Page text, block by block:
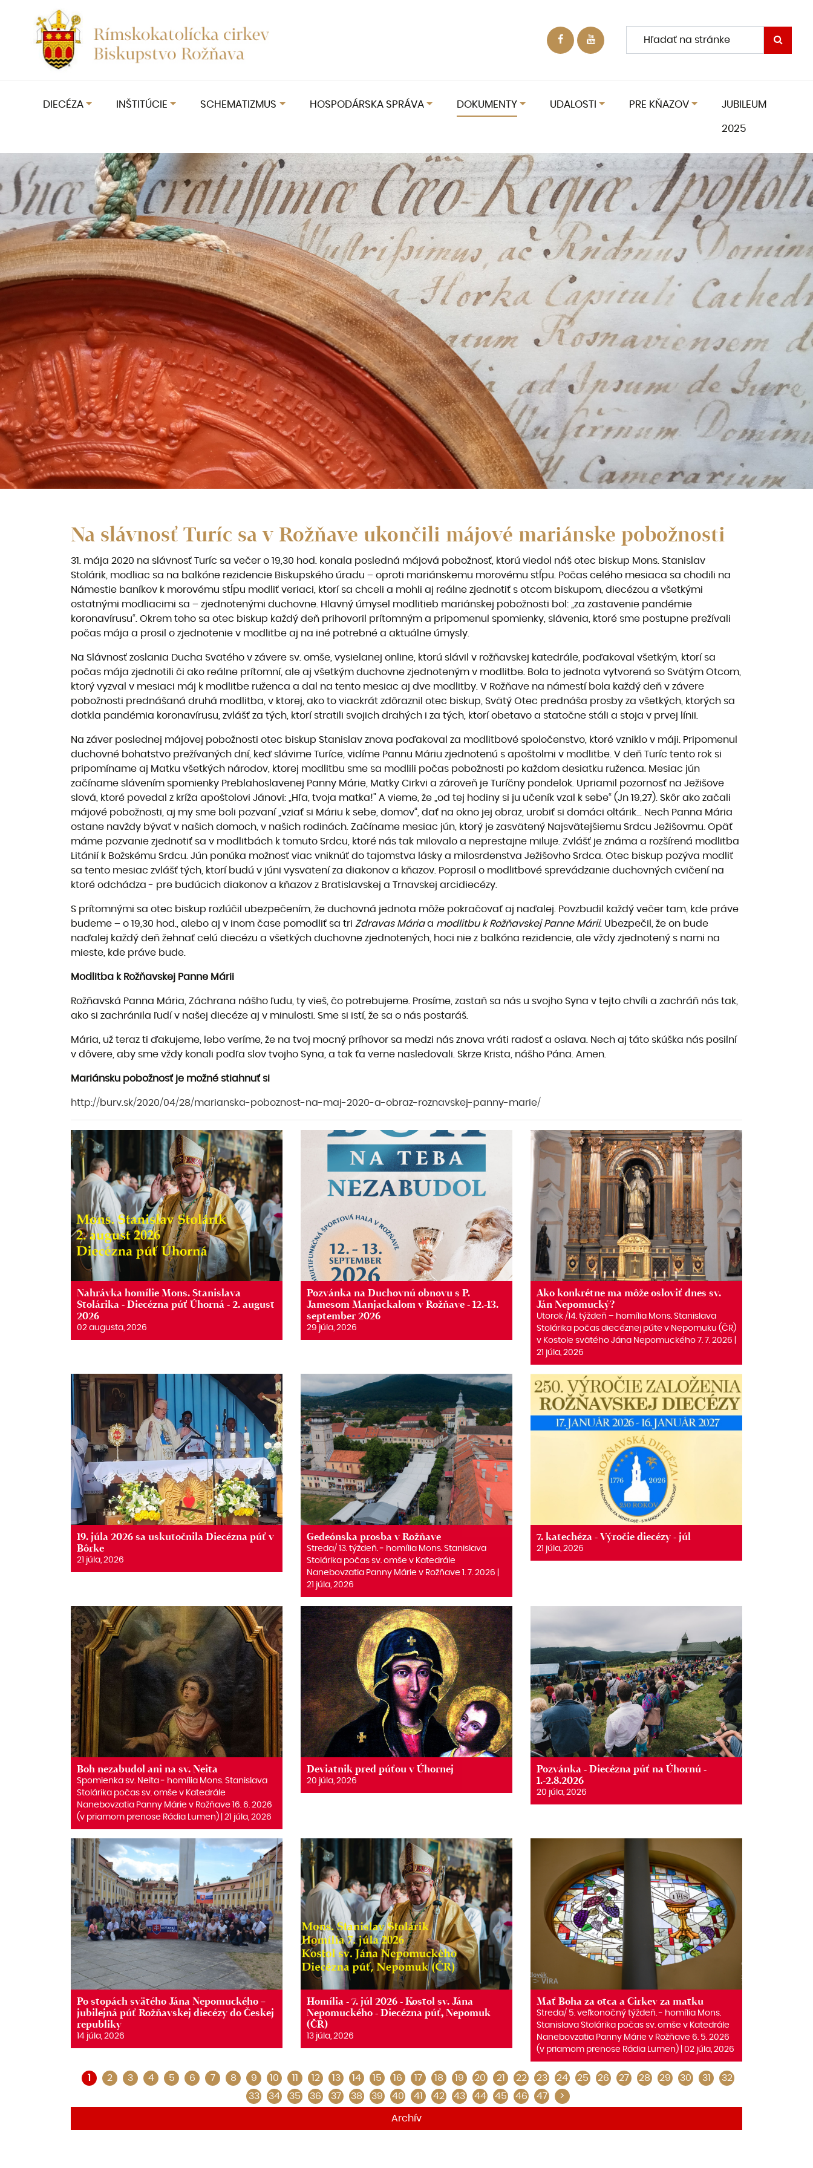
DIECÉZA INŠTITÚCIE SCHEMATIZMUS HOSPODÁRSKA SPRÁVA DOKUMENTY UDALOSTI PRE KŇAZOV JUBILEUM
2025
Na slávnosť Turíc sa v Rožňave ukončili májové mariánske pobožnosti
31. mája 2020 na slávnosť Turíc sa večer o 19,30 hod. konala posledná májová pobožnosť, ktorú viedol náš otec biskup Mons. Stanislav
Stolárik, modliac sa na balkóne rezidencie Biskupského úradu – oproti mariánskemu morovému stĺpu. Počas celého mesiaca sa chodili na
Námestie baníkov k morovému stĺpu modliť veriaci, ktorí sa chceli a mohli aj reálne zjednotiť s otcom biskupom, diecézou a všetkými
ostatnými modliacimi sa – zjednotenými duchovne. Hlavný úmysel modlitieb mariánskej pobožnosti bol: „za zastavenie pandémie
koronavírusu“. Okrem toho sa otec biskup každý deň prihovoril prítomným a pripomenul spomienky, slávenia, ktoré sme postupne prežívali
počas mája a prosil o zjednotenie v modlitbe aj na iné potrebné a aktuálne úmysly.
Na Slávnosť zoslania Ducha Svätého v závere sv. omše, vysielanej online, ktorú slávil v rožňavskej katedrále, poďakoval všetkým, ktorí sa
počas mája zjednotili či ako reálne prítomní, ale aj všetkým duchovne zjednoteným v modlitbe. Bola to jednota vytvorená so Svätým Otcom,
ktorý vyzval v mesiaci máj k modlitbe ruženca a dal na tento mesiac aj dve modlitby. V Rožňave na námestí bola každý deň v závere
pobožnosti prednášaná druhá modlitba, v ktorej, ako to viackrát zdôraznil otec biskup, Svätý Otec prednáša prosby za všetkých, ktorých sa
dotkla pandémia koronavírusu, zvlášť za tých, ktorí stratili svojich drahých i za tých, ktorí obetavo a statočne stáli a stoja v prvej línii.
Na záver poslednej májovej pobožnosti otec biskup Stanislav znova poďakoval za modlitbové spoločenstvo, ktoré vzniklo v máji. Pripomenul
duchovné bohatstvo prežívaných dní, keď slávime Turíce, vidíme Pannu Máriu zjednotenú s apoštolmi v modlitbe. V deň Turíc tento rok si
pripomíname aj Matku všetkých národov, ktorej modlitbu sme sa modlili počas pobožnosti po každom desiatku ruženca. Mesiac jún
začíname slávením spomienky Preblahoslavenej Panny Márie, Matky Cirkvi a zároveň je Turíčny pondelok. Upriamil pozornosť na Ježišove
slová, ktoré povedal z kríža apoštolovi Jánovi: „Hľa, tvoja matka!" A vieme, že „od tej hodiny si ju učeník vzal k sebe“ (Jn 19,27). Skôr ako začali
májové pobožnosti, aj my sme boli pozvaní „vziať si Máriu k sebe, domov“, dať na okno jej obraz, urobiť si domáci oltárik... Nech Panna Mária
ostane navždy bývať v našich domoch, v našich rodinách. Začíname mesiac jún, ktorý je zasvätený Najsvätejšiemu Srdcu Ježišovmu. Opäť
máme pozvanie zjednotiť sa v modlitbách k tomuto Srdcu, ktoré nás tak milovalo a neprestajne miluje. Zvlášť je známa a rozšírená modlitba
Litánií k Božskému Srdcu. Jún ponúka možnosť viac vniknúť do tajomstva lásky a milosrdenstva Ježišovho Srdca. Otec biskup pozýva modliť
sa tento mesiac zvlášť tých, ktorí budú v júni vysvätení za diakonov a kňazov. Poprosil o modlitbové sprevádzanie duchovných cvičení na
ktoré odchádza - pre budúcich diakonov a kňazov z Bratislavskej a Trnavskej arcidiecézy.
S prítomnými sa otec biskup rozlúčil ubezpečením, že duchovná jednota môže pokračovať aj naďalej. Povzbudil každý večer tam, kde práve
budeme – o 19,30 hod., alebo aj v inom čase pomodliť sa tri Zdravas Máriaa modlitbu k Rožňavskej Panne Márii. Ubezpečil, že on bude
naďalej každý deň žehnať celú diecézu a všetkých duchovne zjednotených, hoci nie z balkóna rezidencie, ale vždy zjednotený s nami na
mieste, kde práve bude.
Modlitba k Rožňavskej Panne Márii
Rožňavská Panna Mária, Záchrana nášho ľudu, ty vieš, čo potrebujeme. Prosíme, zastaň sa nás u svojho Syna v tejto chvíli a zachráň nás tak,
ako si zachránila ľudí v našej diecéze aj v minulosti. Sme si istí, že sa o nás postaráš.
Mária, už teraz ti ďakujeme, lebo veríme, že na tvoj mocný príhovor sa medzi nás znova vráti radosť a oslava. Nech aj táto skúška nás posilní
v dôvere, aby sme vždy konali podľa slov tvojho Syna, a tak ťa verne nasledovali. Skrze Krista, nášho Pána. Amen.
Mariánsku pobožnosť je možné stiahnuť si
http://burv.sk/2020/04/28/marianska-poboznost-na-maj-2020-a-obraz-roznavskej-panny-marie/
Nahrávka homílie Mons. Stanislava
Stolárika - Diecézna púť Úhorná - 2. august
2026
02 augusta, 2026
Pozvánka na Duchovnú obnovu s P.
Jamesom Manjackalom v Rožňave - 12.-13.
september 2026
29 júla, 2026
Ako konkrétne ma môže osloviť dnes sv.
Ján Nepomucký?
Utorok /14. týždeň – homília Mons. Stanislava
Stolárika počas diecéznej púte v Nepomuku (ČR)
v Kostole svätého Jána Nepomuckého 7. 7. 2026 |
21 júla, 2026
19. júla 2026 sa uskutočnila Diecézna púť v
Bôrke
21 júla, 2026
Gedeónska prosba v Rožňave
Streda/ 13. týždeň. ‒ homília Mons. Stanislava
Stolárika počas sv. omše v Katedrále
Nanebovzatia Panny Márie v Rožňave 1. 7. 2026 |
21 júla, 2026
7. katechéza - Výročie diecézy - júl
21 júla, 2026
Boh nezabudol ani na sv. Neita
Spomienka sv. Neita ‒ homília Mons. Stanislava
Stolárika počas sv. omše v Katedrále
Nanebovzatia Panny Márie v Rožňave 16. 6. 2026
(v priamom prenose Rádia Lumen) | 21 júla, 2026
Deviatnik pred púťou v Úhornej
20 júla, 2026
Pozvánka - Diecézna púť na Úhornú -
1.-2.8.2026
20 júla, 2026
Po stopách svätého Jána Nepomuckého –
jubilejná púť Rožňavskej diecézy do Českej
republiky
14 júla, 2026
Homília - 7. júl 2026 - Kostol sv. Jána
Nepomuckého - Diecézna púť, Nepomuk
(ČR)
13 júla, 2026
Mať Boha za otca a Cirkev za matku
Streda/ 5. veľkonočný týždeň. ‒ homília Mons.
Stanislava Stolárika počas sv. omše v Katedrále
Nanebovzatia Panny Márie v Rožňave 6. 5. 2026
(v priamom prenose Rádia Lumen) | 02 júla, 2026
1 2 3 4 5 6 7 8 9 10 11 12 13 14 15 16 17 18 19 20 21 22 23 24 25 26 27 28 29 30 31
32
33
34 35 36 37 38 39 40 41 42 43 44 45 46 47 >
Archív